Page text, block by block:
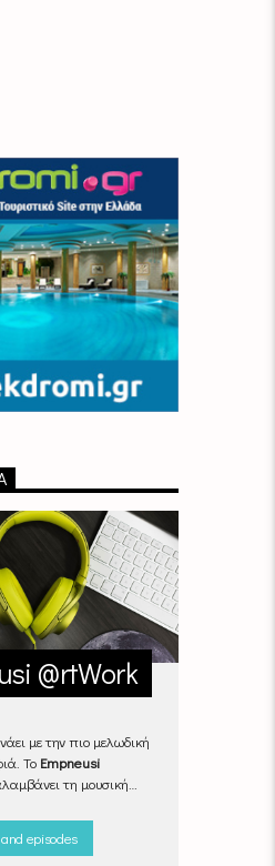
@rtWork
με την πιο μελωδική
Το Empneusi
τη μουσική
από τις 07.00
10.00.Επιλεγμένα
episodes